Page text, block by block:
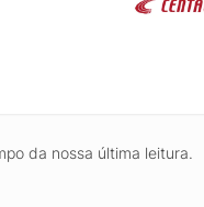
da nossa última leitura.